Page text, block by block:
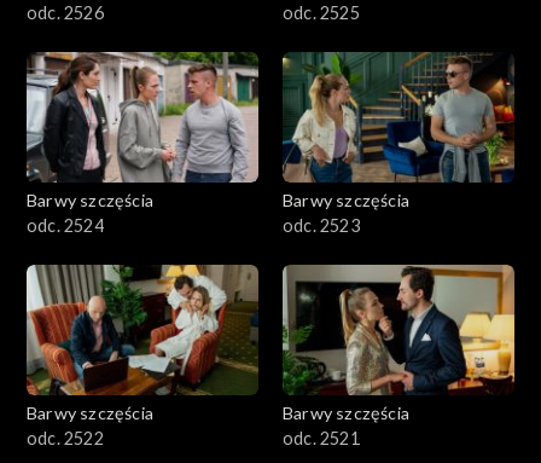
odc. 2526
odc. 2525
Barwy szczęścia
odc. 2524
Barwy szczęścia
odc. 2523
Barwy szczęścia
odc. 2522
Barwy szczęścia
odc. 2521